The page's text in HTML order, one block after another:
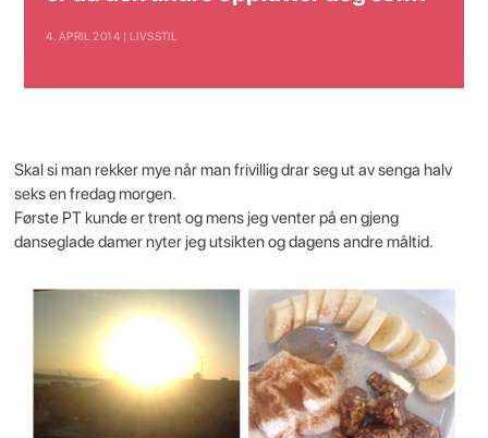
4. APRIL 2014 | LIVSSTIL
Skal si man rekker mye når man frivillig drar seg ut av senga halv
seks en fredag morgen.
Første PT kunde er trent og mens jeg venter på en gjeng
danseglade damer nyter jeg utsikten og dagens andre måltid.